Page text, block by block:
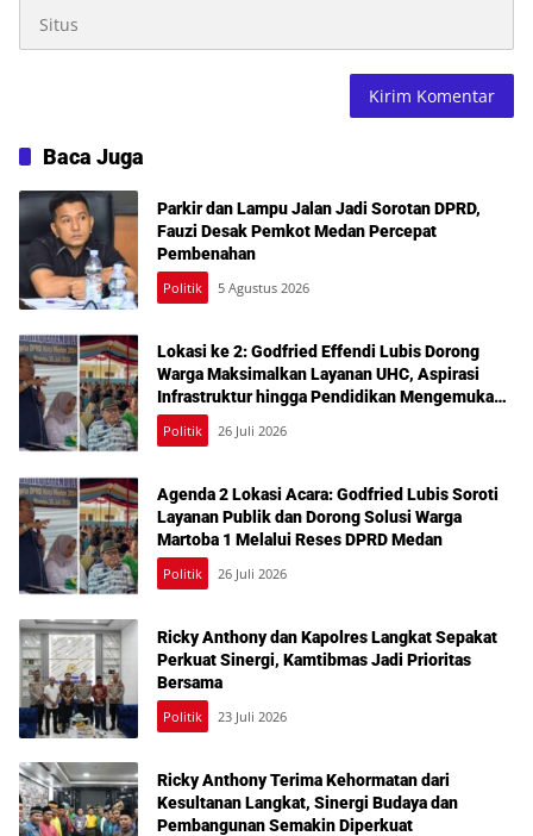
Baca Juga
Parkir dan Lampu Jalan Jadi Sorotan DPRD,
Fauzi Desak Pemkot Medan Percepat
Pembenahan
Politik 5 Agustus 2026
Lokasi ke 2: Godfried Effendi Lubis Dorong
Warga Maksimalkan Layanan UHC, Aspirasi
Infrastruktur hingga Pendidikan Mengemuka
dalam Reses Medan Amplas
Politik 26 Juli 2026
Agenda 2 Lokasi Acara: Godfried Lubis Soroti
Layanan Publik dan Dorong Solusi Warga
Martoba 1 Melalui Reses DPRD Medan
Politik 26 Juli 2026
Ricky Anthony dan Kapolres Langkat Sepakat
Perkuat Sinergi, Kamtibmas Jadi Prioritas
Bersama
Politik 23 Juli 2026
Ricky Anthony Terima Kehormatan dari
Kesultanan Langkat, Sinergi Budaya dan
Pembangunan Semakin Diperkuat